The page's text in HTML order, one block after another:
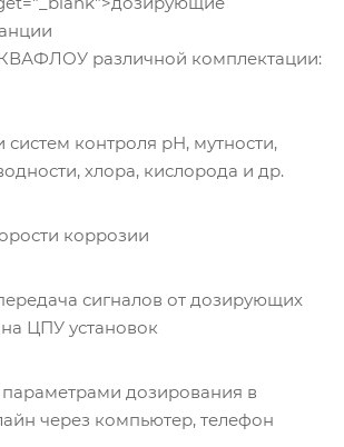
различной комплектации:
систем контроля рН, мутности,
хлора, кислорода и др.
коррозии
сигналов от дозирующих
ЦПУ установок
параметрами дозирования в
через компьютер, телефон